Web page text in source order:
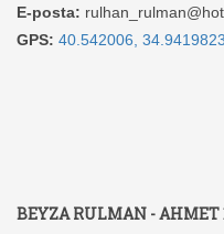
E-posta:
GPS: 40.542006, 34.9419823
BEYZA RULMAN -